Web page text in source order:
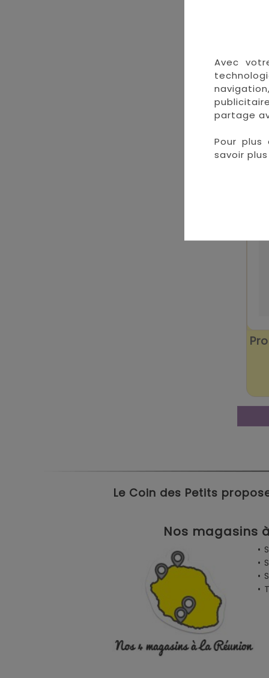
Avec
partage
Pour plus
savoir plus
Le Coin des Petits
Nos magasins
•
•
•
•